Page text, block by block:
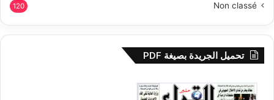
Non classé
120
تحميل الجريدة بصيغة PDF